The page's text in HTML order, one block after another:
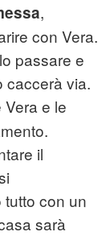
,
con Vera.
passare e
caccerà via.
e le
il
con un
sarà